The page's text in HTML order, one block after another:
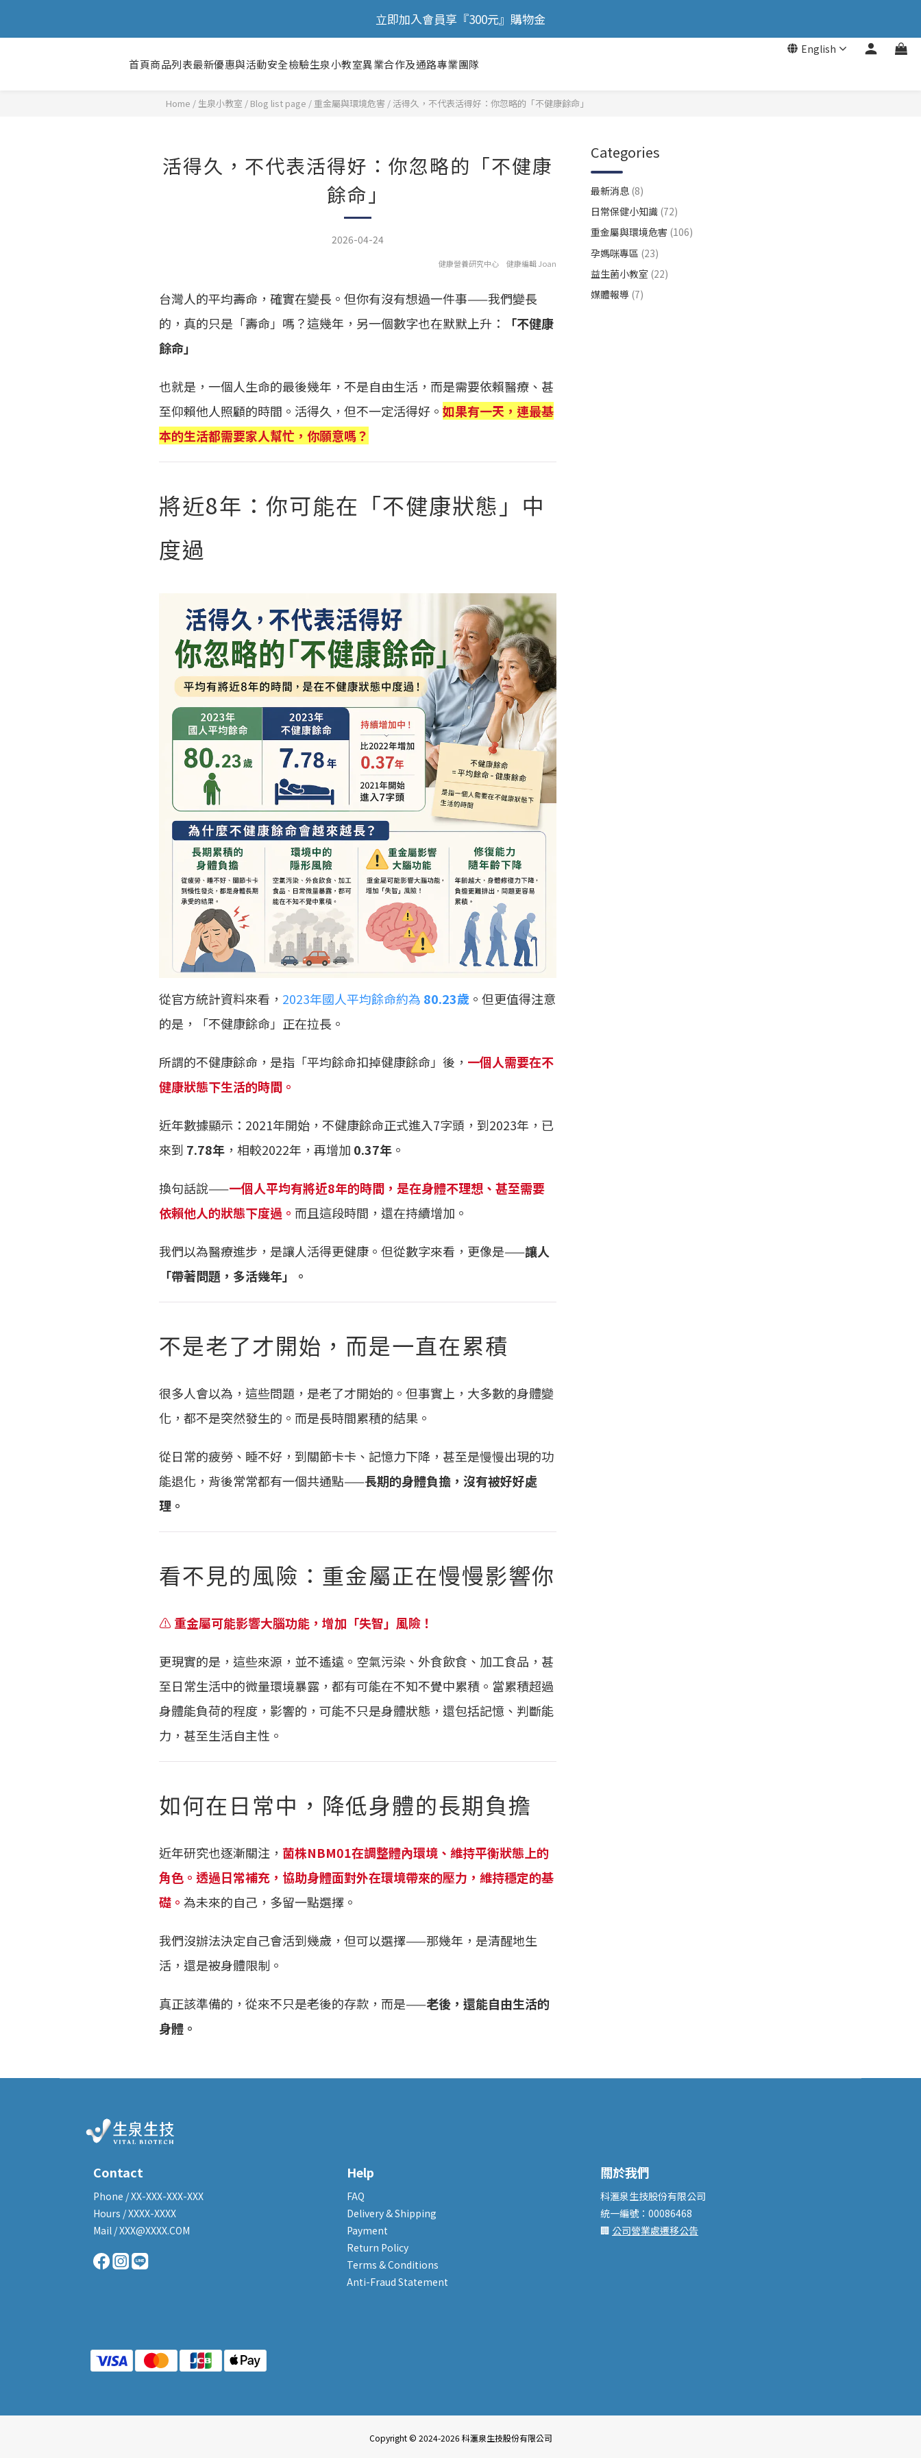
🎉 歡慶88節，滿額送膠原蛋白正貨！！
🎉 歡慶88節，滿額送膠原蛋白正貨！！
English
首頁商品列表最新優惠與活動安全檢驗生泉小教室異業合作及通路專業團隊
Home / Blog list page / 重金屬與環境危害 / 活得久，不代表活得好：你忽略的「不健康餘命」
活得久，不代表活得好：你忽略的「不健康
餘命」
2026-04-24
健康營養研究中心 健康編輯 Joan
台灣人的平均壽命，確實在變長。但你有沒有想過一件事——我們變長
的，真的只是「壽命」嗎？這幾年，另一個數字也在默默上升：
「不健康
餘命」
也就是，一個人生命的最後幾年，不是自由生活，而是需要依賴醫療、甚
至仰賴他人照顧的時間。活得久，但不一定活得好。 如果有一天，連最基
本的生活都需要家人幫忙，你願意嗎？
將近8年：你可能在「不健康狀態」中
度過
從官方統計資料來看， 2023年國人平均餘命約為 80.23歲 。但更值得注意
的是，「不健康餘命」正在拉長。
所謂的不健康餘命，是指「平均餘命扣掉健康餘命」後， 一個人需要在不
健康狀態下生活的時間。
近年數據顯示：2021年開始，不健康餘命正式進入7字頭，到2023年，已
來到 7.78年 ，相較2022年，再增加 0.37年 。
換句話說——一個人平均有將近8年的時間，是在身體不理想、甚至需要
依賴他人的狀態下度過。 而且這段時間，還在持續增加。
我們以為醫療進步，是讓人活得更健康。但從數字來看，更像是——讓人
「帶著問題，多活幾年」。
不是老了才開始，而是一直在累積
很多人會以為，這些問題，是老了才開始的。但事實上，大多數的身體變
化，都不是突然發生的。而是長時間累積的結果。
從日常的疲勞、睡不好，到關節卡卡、記憶力下降，甚至是慢慢出現的功
能退化，背後常常都有一個共通點——長期的身體負擔，沒有被好好處
理。
看不見的風險：重金屬正在慢慢影響你
⚠️ 重金屬可能影響大腦功能，增加「失智」風險！
更現實的是，這些來源，並不遙遠。空氣污染、外食飲食、加工食品，甚
至日常生活中的微量環境暴露，都有可能在不知不覺中累積。當累積超過
身體能負荷的程度，影響的，可能不只是身體狀態，還包括記憶、判斷能
力，甚至生活自主性。
如何在日常中，降低身體的長期負擔
近年研究也逐漸關注， 菌株NBM01在調整體內環境、維持平衡狀態上的
角色。透過日常補充，協助身體面對外在環境帶來的壓力，維持穩定的基
礎。 為未來的自己，多留一點選擇。
我們沒辦法決定自己會活到幾歲，但可以選擇——那幾年，是清醒地生
活，還是被身體限制。
真正該準備的，從來不只是老後的存款，而是——老後，還能自由生活的
身體。
Categories
最新消息 (8)
日常保健小知識 (72)
重金屬與環境危害 (106)
孕媽咪專區 (23)
益生菌小教室 (22)
媒體報導 (7)
Contact
Phone / XX-XXX-XXX-XXX
Hours / XXXX-XXXX
Mail / XXX@XXXX.COM
Help
FAQ
Delivery & Shipping
Payment
Return Policy
Terms & Conditions
Anti-Fraud Statement
關於我們
科滙泉生技股份有限公司
統一編號：00086468
🏢 公司營業處遷移公告
Copyright © 2024-2026 科滙泉生技股份有限公司